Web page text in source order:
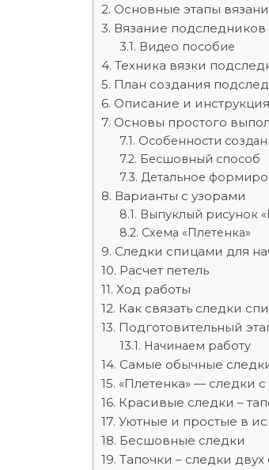
Основные этапы
Вязание
Видео пособие
Техника вязки
План создания
Описание и
Основы простого
Особенности
Бесшовный способ
Детальное
Варианты с узорами
Выпуклый рисунок
Схема «Плетенка»
Следки спицами для
Расчет петель
Ход работы
Как связать следки
Подготовительный
Начинаем работу
Самые обычные
«Плетенка» — следки
Красивые следки –
Уютные и простые в
Бесшовные следки
Тапочки – следки двух